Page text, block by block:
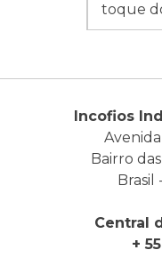
toque
Incofios
Bairro
Brasil
Central
+